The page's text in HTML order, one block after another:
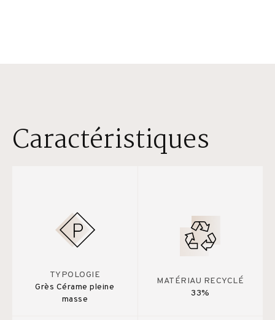
Caractéristiques
TYPOLOGIE
Grès Cérame pleine
masse
MATÉRIAU RECYCLÉ
33%